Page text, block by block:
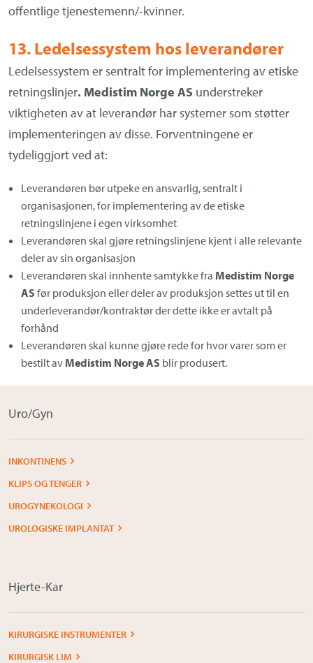
offentlige tjenestemenn/-kvinner.
13. Ledelsessystem hos leverandører
Ledelsessystem er sentralt for implementering av etiske
retningslinjer. Medistim Norge AS understreker
viktigheten av at leverandør har systemer som støtter
implementeringen av disse. Forventningene er
tydeliggjort ved at:
Leverandøren bør utpeke en ansvarlig, sentralt i
organisasjonen, for implementering av de etiske
retningslinjene i egen virksomhet
Leverandøren skal gjøre retningslinjene kjent i alle relevante
deler av sin organisasjon
Leverandøren skal innhente samtykke fra Medistim Norge
AS før produksjon eller deler av produksjon settes ut til en
underleverandør/kontraktør der dette ikke er avtalt på
forhånd
Leverandøren skal kunne gjøre rede for hvor varer som er
bestilt avMedistim Norge AS blir produsert.
Uro/Gyn
INKONTINENS
KLIPS OG TENGER
UROGYNEKOLOGI
UROLOGISKE IMPLANTAT
Hjerte-Kar
KIRURGISKE INSTRUMENTER
KIRURGISK LIM